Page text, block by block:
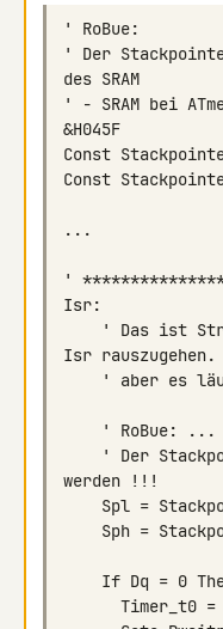
' Der
' - SRAM bei